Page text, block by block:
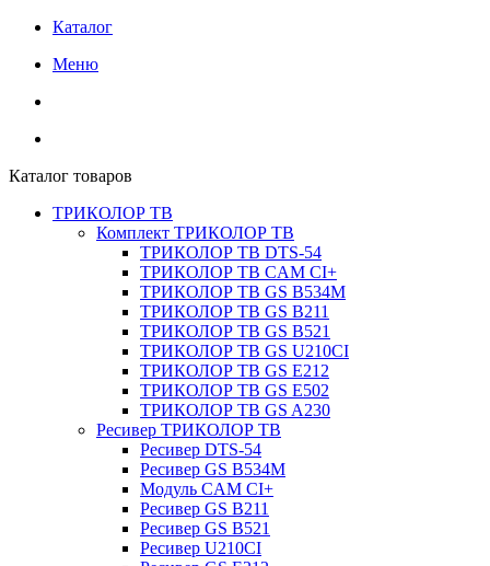
Каталог
Меню
Каталог товаров
ТРИКОЛОР ТВ
Комплект ТРИКОЛОР ТВ
ТРИКОЛОР ТВ DTS-54
ТРИКОЛОР ТВ CAM CI+
ТРИКОЛОР ТВ GS B534M
ТРИКОЛОР ТВ GS B211
ТРИКОЛОР ТВ GS B521
ТРИКОЛОР ТВ GS U210CI
ТРИКОЛОР ТВ GS E212
ТРИКОЛОР ТВ GS E502
ТРИКОЛОР ТВ GS A230
Ресивер ТРИКОЛОР ТВ
Ресивер DTS-54
Ресивер GS B534M
Модуль CAM CI+
Ресивер GS B211
Ресивер GS B521
Ресивер U210CI